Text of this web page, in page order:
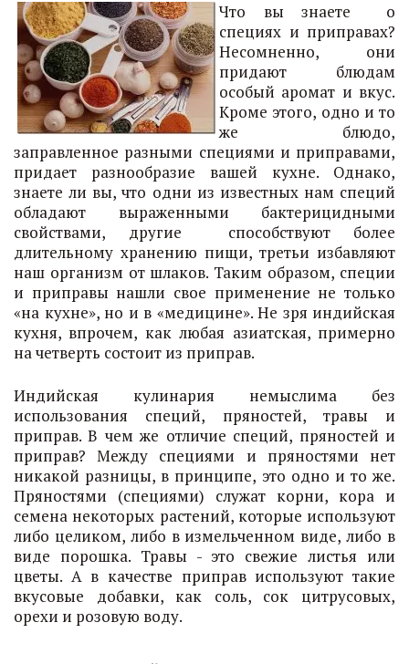
Что вы знаете о
специях и приправах?
Несомненно, они
придают блюдам
особый аромат и вкус.
Кроме этого, одно и то
же блюдо,
заправленное разными специями и приправами,
придает разнообразие вашей кухне. Однако,
знаете ли вы, что одни из известных нам специй
обладают выраженными бактерицидными
свойствами, другие способствуют более
длительному хранению пищи, третьи избавляют
наш организм от шлаков. Таким образом, специи
и приправы нашли свое применение не только
«на кухне», но и в «медицине». Не зря индийская
кухня, впрочем, как любая азиатская, примерно
на четверть состоит из приправ.
Индийская кулинария немыслима без
использования специй, пряностей, травы и
приправ. В чем же отличие специй, пряностей и
приправ? Между специями и пряностями нет
никакой разницы, в принципе, это одно и то же.
Пряностями (специями) служат корни, кора и
семена некоторых растений, которые используют
либо целиком, либо в измельченном виде, либо в
виде порошка. Травы - это свежие листья или
цветы. А в качестве приправ используют такие
вкусовые добавки, как соль, сок цитрусовых,
орехи и розовую воду.